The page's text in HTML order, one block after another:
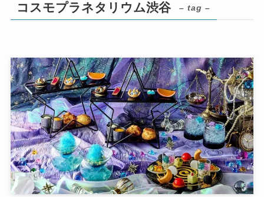
コスモプラネタリウム渋谷 – tag –